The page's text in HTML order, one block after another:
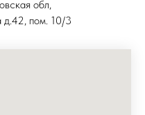
обл,
д.42, пом. 10/3